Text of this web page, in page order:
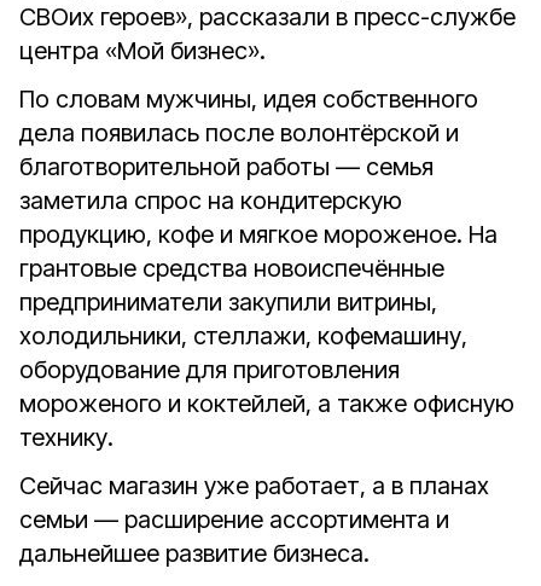
СВОих героев», рассказали в пресс-службе
центра «Мой бизнес».
По словам мужчины, идея собственного
дела появилась после волонтёрской и
благотворительной работы — семья
заметила спрос на кондитерскую
продукцию, кофе и мягкое мороженое. На
грантовые средства новоиспечённые
предприниматели закупили витрины,
холодильники, стеллажи, кофемашину,
оборудование для приготовления
мороженого и коктейлей, а также офисную
технику.
Сейчас магазин уже работает, а в планах
семьи — расширение ассортимента и
дальнейшее развитие бизнеса.